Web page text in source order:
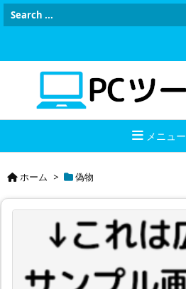
メニュー
ホーム > 偽物